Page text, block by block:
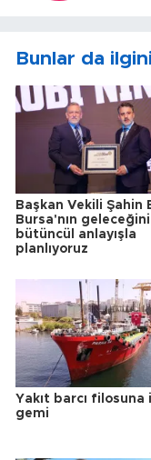
Bunlar da
Başkan Vekili Şahin
Bursa'nın geleceğini
bütüncül anlayışla
planlıyoruz
Yakıt barcı filosuna
gemi